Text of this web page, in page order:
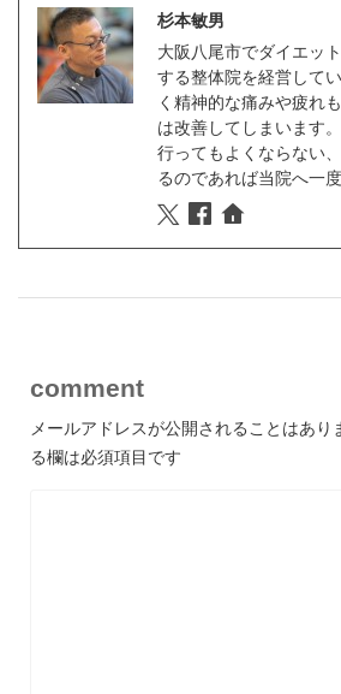
杉本敏男
大阪八尾市でダイエッ
する整体院を経営して
く精神的な痛みや疲れ
は改善してしまいます
行ってもよくならない
るのであれば当院へ一
comment
メールアドレスが公開されることはあり
る欄は必須項目です